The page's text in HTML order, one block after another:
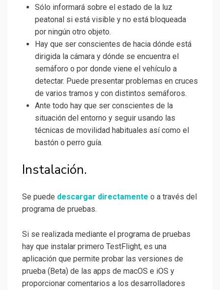
Sólo informará sobre el estado de la luz
peatonal si está visible y no está bloqueada
por ningún otro objeto.
Hay que ser conscientes de hacia dónde está
dirigida la cámara y dónde se encuentra el
semáforo o por donde viene el vehículo a
detectar. Puede presentar problemas en cruces
de varios tramos y con distintos semáforos.
Ante todo hay que ser conscientes de la
situación del entorno y seguir usando las
técnicas de movilidad habituales así como el
bastón o perro guía.
Instalación.
Se puede descargar directamente o a través del
programa de pruebas.
Si se realizada mediante el programa de pruebas
hay que instalar primero TestFlight, es una
aplicación que permite probar las versiones de
prueba (Beta) de las apps de macOS e iOS y
proporcionar comentarios a los desarrolladores